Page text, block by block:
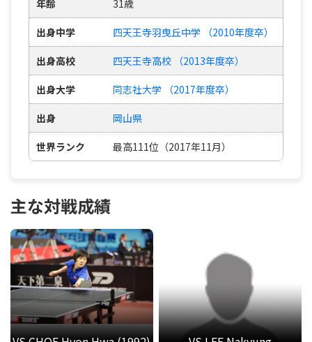
年齢 31歳
出身中学 四天王寺羽曳丘中学 （2010年度卒）
出身高校 四天王寺高校 （2013年度卒）
出身大学 同志社大学 （2017年度卒）
出身 岡山県
世界ランク 最高111位（2017年11月）
主な対戦成績